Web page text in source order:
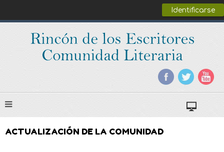
Identificarse
ACTUALIZACIÓN DE LA COMUNIDAD